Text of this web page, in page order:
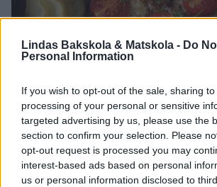
Lindas Bakskola & Matskola - Do
Personal Information
If you wish to opt-out of the sale, sharing
processing of your personal or sensitive
targeted advertising by us, please use the
section to confirm your selection. Please
opt-out request is processed you may
interest-based ads based on personal
us or personal information disclosed to